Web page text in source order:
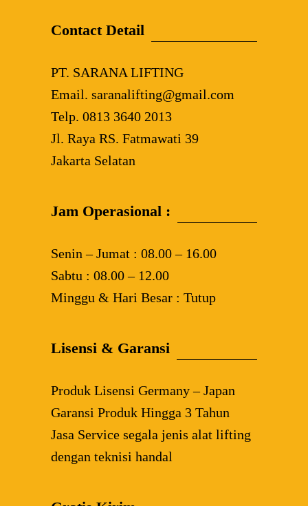
Contact Detail
PT. SARANA LIFTING
Email. saranalifting@gmail.com
Telp. 0813 3640 2013
Jl. Raya RS. Fatmawati 39
Jakarta Selatan
Jam Operasional :
Senin – Jumat : 08.00 – 16.00
Sabtu : 08.00 – 12.00
Minggu & Hari Besar : Tutup
Lisensi & Garansi
Produk Lisensi Germany – Japan
Garansi Produk Hingga 3 Tahun
Jasa Service segala jenis alat lifting
dengan teknisi handal